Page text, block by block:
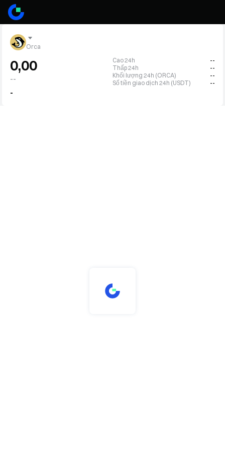
Orca
0,00
--
-
Cao 24h
--
Thấp 24h
--
Khối lượng 24h (ORCA)
--
Số tiền giao dịch 24h (USDT)
--